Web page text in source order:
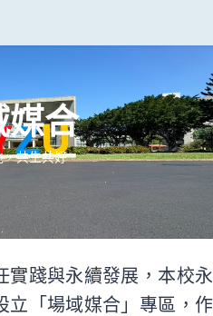
媒合
共生共好
踐與永續發展，本校永
立「場域媒合」專區，作